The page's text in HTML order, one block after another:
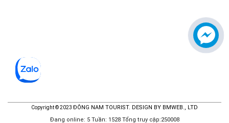
Copyright © 2023 ĐÔNG NAM TOURIST. DESIGN BY BMWEB., LTD
Đang online: 5 Tuần: 1528 Tổng truy cập:250008